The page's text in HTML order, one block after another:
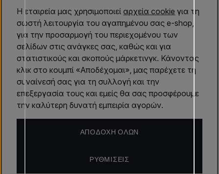
Η βάση του αρώματος είναι ζεστή και μακράς διάρκειας
χάρη στις νότες απόκεχριμπάρι, κρεμώδες
σανταλόξυλοκαι τη διακριτική γλυκύτητα της
βανίλιας, οι οποίες αφήνουν ένα απαλό και ελκυστικό
ίχνος στο δέρμα.Το Fragrance World Ambroise Pour
Femmeείναι η ιδανική επιλογή για τις σύγχρονες
γυναίκες που θέλουν να αναδείξουν την
προσωπικότητα και τη φυσική τους ομορφιά. Αυτό το
Αξιολογήσεις
Μάθετε περισσότερα
Eau de Parfum (EDP)
Αραβικά και ανατολίτικα αρώματα
Ανοιξιάτικο άρωμα
Φθινοπωρινά αρώματα
Χειμωνιάτικα αρώματα
Κρυμμένοι θησαυροί
Η εταιρεία μας χρησιμοποιείαρχεία cookie για τη
σωστή λειτουργία του αγαπημένου σας e-shop,
για την προσαρμογή του περιεχομένου των
σελίδων στις ανάγκες σας, καθώς και για
στατιστικούς και σκοπούς μάρκετινγκ. Κάνοντας
κλικ στο κουμπί «Αποδέχομαι», μας παρέχετε τη
συναίνεσή σας για τη συλλογή και την
επεξεργασία τους και εμείς θα σας προσφέρουμε
την καλύτερη δυνατή εμπειρία αγορών.
ΡΥΘΜΊΣΕΙΣ
ΑΠΟΔΟΧΉ ΌΛΩΝ